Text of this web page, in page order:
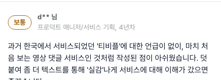
보통
d** 님
프로덕트 매니저/서비스 기획, 4년차
과거 한국에서 서비스되었던 '티비플'에 대한 언급이 없이, 마치 처
음 보는 영상 댓글 서비스인 것처럼 작성된 점이 아쉬웠습니다. 덧
붙여 좀 더 텍스트를 통해 '실감'나게 서비스에 대해 이해가 갔으면